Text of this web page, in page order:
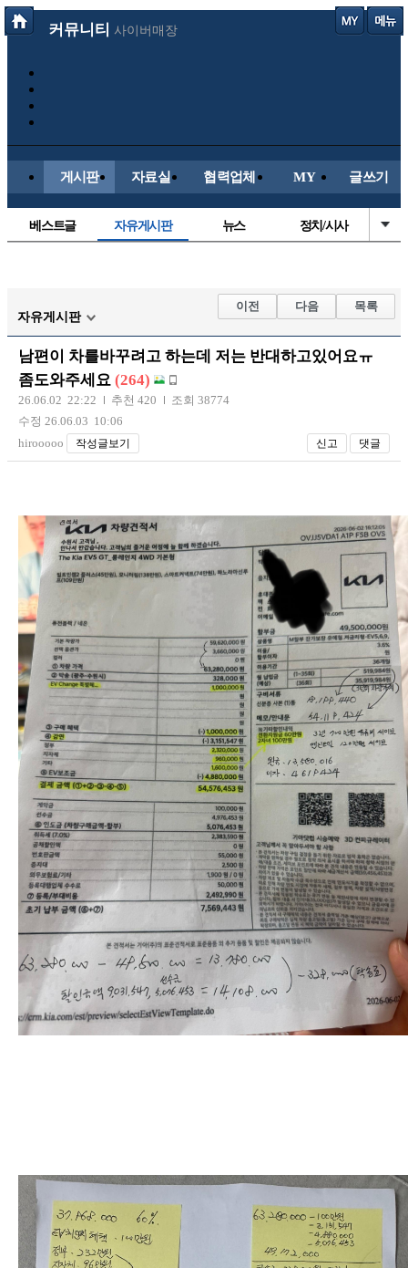
커뮤니티 사이버매장
게시판 자료실 협력업체 MY 글쓰기
베스트글 자유게시판 뉴스 정치/시사
해외축구
국내축구
자유게시판
이전 다음 목록
남편이 차를바꾸려고 하는데 저는 반대하고있어요ㅠ
좀도와주세요 (264)
26.06.02 22:22 추천 420
조회 38774
수정 26.06.03 10:06
hirooooo
작성글보기 신고 댓글